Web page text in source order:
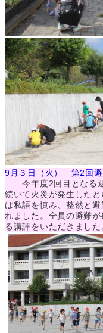
9月３日（火） 第2回避
今年度2回目となる避
続いて火災が発生した
は私語を慎み、整然と
れました。全員の避難
る講評をいただきました